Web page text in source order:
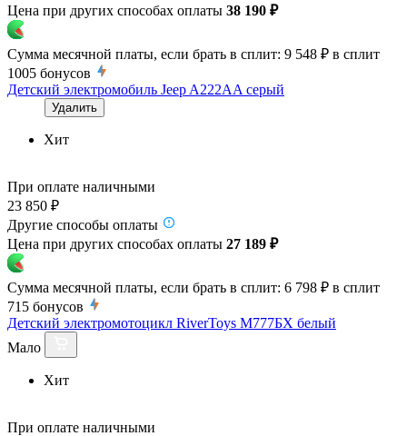
Цена при других способах оплаты 38 190 ₽
Сумма месячной платы, если брать в сплит: 9 548 ₽ в сплит
1005 бонусов
Детский электромобиль Jeep A222AA серый
Удалить
Хит
При оплате наличными
23 850 ₽
Другие способы оплаты
Цена при других способах оплаты 27 189 ₽
Сумма месячной платы, если брать в сплит: 6 798 ₽ в сплит
715 бонусов
Детский электромотоцикл RiverToys М777БХ белый
Мало
Хит
При оплате наличными